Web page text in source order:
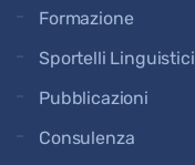
Formazione
Sportelli Linguistici
Pubblicazioni
Consulenza